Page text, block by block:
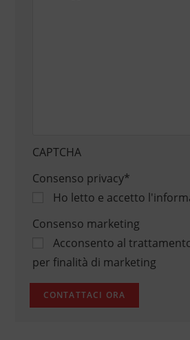
CAPTCHA
Consenso privacy*
Ho letto e accetto
Consenso marketing
Acconsento al
per finalità di marketing